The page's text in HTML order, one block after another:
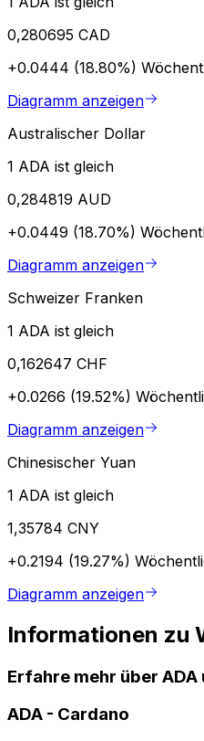
0,280695 CAD
+0.0444 (18.80%)
Diagramm anzeigen
Australischer Dollar
1 ADA ist gleich
0,284819 AUD
+0.0449 (18.70%)
Diagramm anzeigen
Schweizer Franken
1 ADA ist gleich
0,162647 CHF
+0.0266 (19.52%)
Diagramm anzeigen
Chinesischer Yuan
1 ADA ist gleich
1,35784 CNY
+0.2194 (19.27%)
Diagramm anzeigen
Informationen zu
Erfahre mehr über ADA
ADA - Cardano